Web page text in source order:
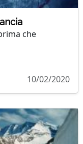
che
10/02/2020